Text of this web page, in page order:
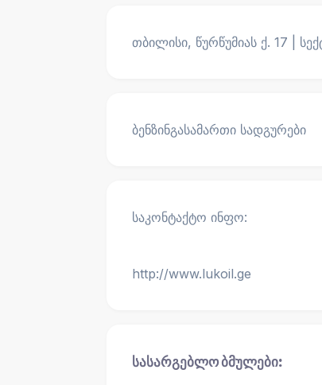
თბილისი, წურწუმიას ქ. 17 |
ბენზინგასამართი სადგურები
საკონტაქტო ინფო:
http://www.lukoil.ge
სასარგებლო ბმულები: